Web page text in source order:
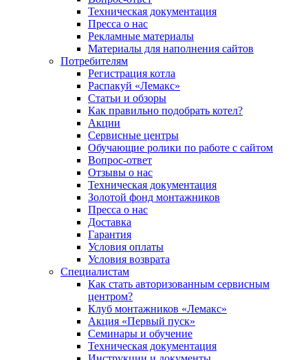
Техническая документация
Пресса о нас
Рекламные материалы
Материалы для наполнения сайтов
Потребителям
Регистрация котла
Распакуй «Лемакс»
Статьи и обзоры
Как правильно подобрать котел?
Акции
Сервисные центры
Обучающие ролики по работе с сайтом
Вопрос-ответ
Отзывы о нас
Техническая документация
Золотой фонд монтажников
Пресса о нас
Доставка
Гарантия
Условия оплаты
Условия возврата
Специалистам
Как стать авторизованным сервисным
центром?
Клуб монтажников «Лемакс»
Акция «Первый пуск»
Семинары и обучение
Техническая документация